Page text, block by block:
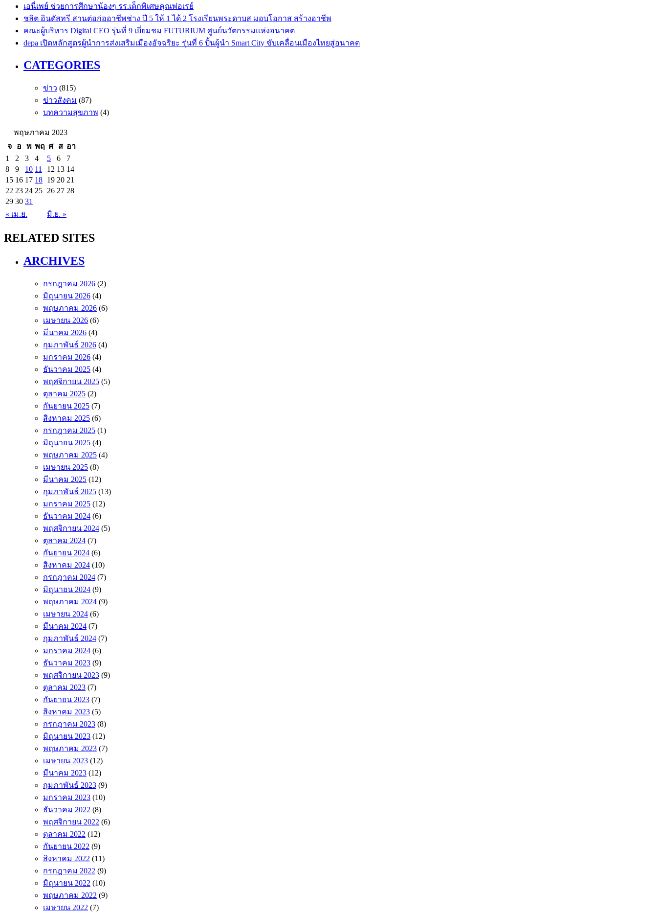
เอนี่เพย์ ช่วยการศึกษาน้องๆ รร.เด็กพิเศษคุณพ่อเรย์
ชลิต อินดัสทรี สานต่อก่ออาชีพช่าง ปี 5 ให้ 1 ได้ 2 โรงเรียนพระดาบส มอบโอกาส สร้างอาชีพ
คณะผู้บริหาร Digital CEO รุ่นที่ 9 เยี่ยมชม FUTURIUM ศูนย์นวัตกรรมแห่งอนาคต
depa เปิดหลักสูตรผู้นำการส่งเสริมเมืองอัจฉริยะ รุ่นที่ 6 ปั้นผู้นำ Smart City ขับเคลื่อนเมืองไทยสู่อนาคต
CATEGORIES
ข่าว (815)
ข่าวสังคม (87)
บทความสุขภาพ (4)
พฤษภาคม 2023
จ
อ พ พฤ ศ ส อา
« เม.ย. มิ.ย. »
1 2 3 4 5 6
7
8
9 10 11 12 13 14
15 16 17 18 19 20 21
22 23 24 25 26 27 28
29 30 31
RELATED SITES
ARCHIVES
กรกฎาคม 2026 (2)
มิถุนายน 2026 (4)
พฤษภาคม 2026 (6)
เมษายน 2026 (6)
มีนาคม 2026 (4)
กุมภาพันธ์ 2026 (4)
มกราคม 2026 (4)
ธันวาคม 2025 (4)
พฤศจิกายน 2025 (5)
ตุลาคม 2025 (2)
กันยายน 2025 (7)
สิงหาคม 2025 (6)
กรกฎาคม 2025 (1)
มิถุนายน 2025 (4)
พฤษภาคม 2025 (4)
เมษายน 2025 (8)
มีนาคม 2025 (12)
กุมภาพันธ์ 2025 (13)
มกราคม 2025 (12)
ธันวาคม 2024 (6)
พฤศจิกายน 2024 (5)
ตุลาคม 2024 (7)
กันยายน 2024 (6)
สิงหาคม 2024 (10)
กรกฎาคม 2024 (7)
มิถุนายน 2024 (9)
พฤษภาคม 2024 (9)
เมษายน 2024 (6)
มีนาคม 2024 (7)
กุมภาพันธ์ 2024 (7)
มกราคม 2024 (6)
ธันวาคม 2023 (9)
พฤศจิกายน 2023 (9)
ตุลาคม 2023 (7)
กันยายน 2023 (7)
สิงหาคม 2023 (5)
กรกฎาคม 2023 (8)
มิถุนายน 2023 (12)
พฤษภาคม 2023 (7)
เมษายน 2023 (12)
มีนาคม 2023 (12)
กุมภาพันธ์ 2023 (9)
มกราคม 2023 (10)
ธันวาคม 2022 (8)
พฤศจิกายน 2022 (6)
ตุลาคม 2022 (12)
กันยายน 2022 (9)
สิงหาคม 2022 (11)
กรกฎาคม 2022 (9)
มิถุนายน 2022 (10)
พฤษภาคม 2022 (9)
เมษายน 2022 (7)